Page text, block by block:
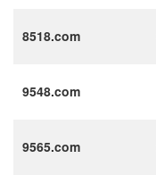
8518.com
9548.com
9565.com